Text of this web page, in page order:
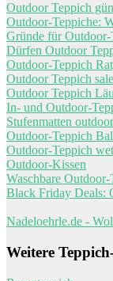
Outdoor Teppich
Outdoor-Teppiche:
Gründe für Outdoor-
Dürfen Outdoor
Outdoor-Teppich
Outdoor Teppich sale
Outdoor Teppich
In- und Outdoor-
Stufenmatten outdoor
Outdoor-Teppich
Outdoor-Teppich
Outdoor-Kissen
Waschbare Outdoor-
Black Friday Deals:
Nadeloehrle.de -
Weitere